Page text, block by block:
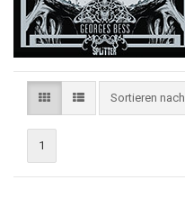
Sortieren nach
1